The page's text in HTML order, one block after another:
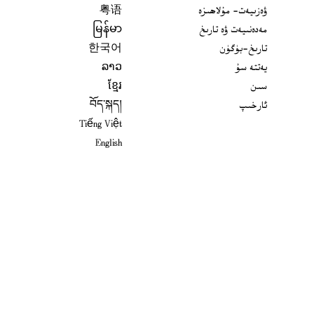
ۋەزىيەت- مۇلاھىزە
مەدەنىيەت ۋە تارىخ
تارىخ-بۈگۈن
يەتتە سۇ
سىن
ئارخىپ
粤语
မြန်မာ
한국어
ລາວ
ខ្មែរ
བོད་སྐད།
Tiếng Việt
English